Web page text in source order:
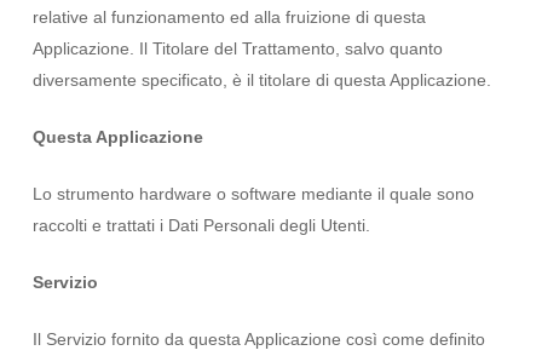
relative al funzionamento ed alla fruizione di questa
Applicazione. Il Titolare del Trattamento, salvo quanto
diversamente specificato, è il titolare di questa Applicazione.
Questa Applicazione
Lo strumento hardware o software mediante il quale sono
raccolti e trattati i Dati Personali degli Utenti.
Servizio
Il Servizio fornito da questa Applicazione così come definito